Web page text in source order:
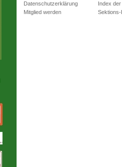
Datenschutzerklärung
Mitglied werden
Index
Sektions-